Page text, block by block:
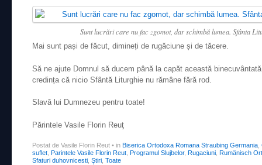
Sunt lucrări care nu fac zgomot, dar schimbă lumea. Sfânta
Mai sunt pași de făcut, dimineți de rugăciune și de tăcere.
Să ne ajute Domnul să ducem până la capăt această
credința că nicio Sfântă Liturghie nu rămâne fără rod.
Slavă lui Dumnezeu pentru toate!
Părintele Vasile Florin Reuţ
Postat de Vasile Florin Reut • in Biserica Ortodoxa Romana Straubing Germania
suflet
Parintele Vasile Florin Reut Programul Slujbelor, Rugaciuni
Rumänisch
Sfaturi duhovnicesti Ştiri Toate